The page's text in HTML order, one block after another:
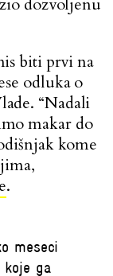
biti prvi na
odluka o
“Nadali
makar do
kome
.
meseci
koje ga